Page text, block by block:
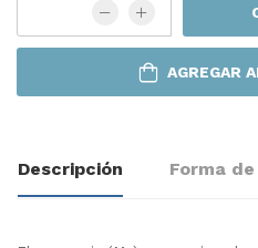
AGREGAR
Descripción Forma